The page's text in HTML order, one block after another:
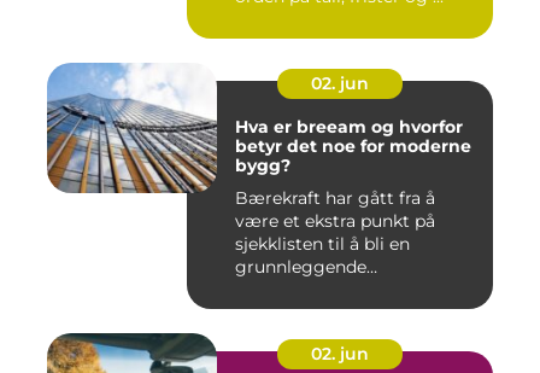
02. jun
Hva er breeam og hvorfor
betyr det noe for moderne
bygg?
Bærekraft har gått fra å
være et ekstra punkt på
sjekklisten til å bli en
grunnleggende
02. jun